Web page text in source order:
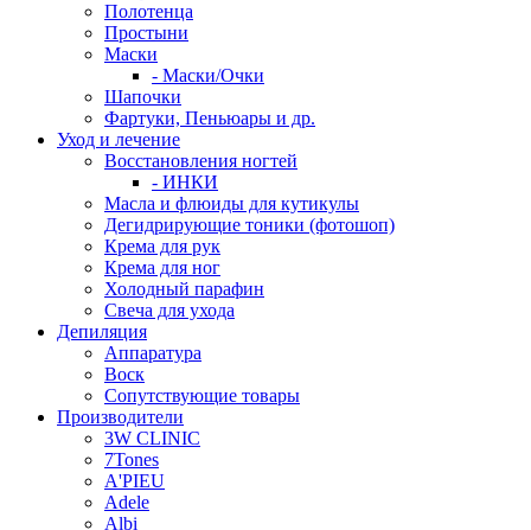
Полотенца
Простыни
Маски
- Маски/Очки
Шапочки
Фартуки, Пеньюары и др.
Уход и лечение
Восстановления ногтей
- ИНКИ
Масла и флюиды для кутикулы
Дегидрирующие тоники (фотошоп)
Крема для рук
Крема для ног
Холодный парафин
Свеча для ухода
Депиляция
Аппаратура
Воск
Сопутствующие товары
Производители
3W CLINIC
7Tones
A'PIEU
Adele
Albi